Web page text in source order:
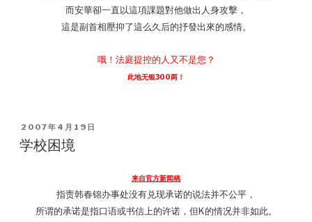
而安華卻一直以這項課題對他做出人身攻擊，
這是副首相壓抑了這么久后的抒發出來的感情。
哦！法庭提控的人又不是您？
此地无银300两！
POSTED
ON
2007年4月19日
学校困境
来自官方新闻稿
指责韩春锦办事处没有兑现承诺的说法并不公平，
所谓的承诺是指口语或书信上的许诺，但K的情况并非如此。